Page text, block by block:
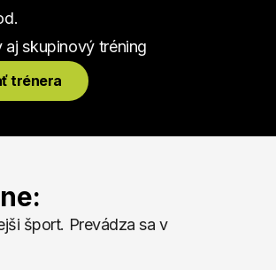
aj skupinový tréning
trénera
šport. Prevádza sa v